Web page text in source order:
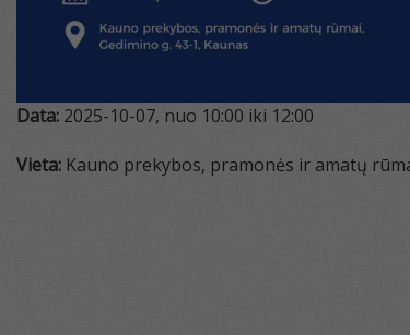
Data: 2025-10-07, nuo 10:00 iki 12:00
Vieta: Kauno prekybos, pramonės ir amatų